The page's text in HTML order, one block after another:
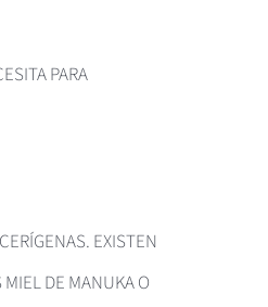
PARA
EXISTEN
DE MANUKA O